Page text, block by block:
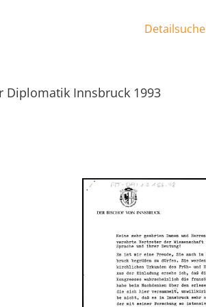
Detailsuche
Diplomatik Innsbruck 1993